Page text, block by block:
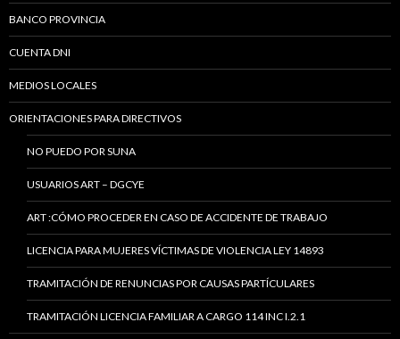
BANCO PROVINCIA
CUENTA DNI
MEDIOS LOCALES
ORIENTACIONES PARA DIRECTIVOS
NO PUEDO POR SUNA
USUARIOS ART – DGCYE
ART :CÓMO PROCEDER EN CASO DE ACCIDENTE DE TRABAJO
LICENCIA PARA MUJERES VÍCTIMAS DE VIOLENCIA LEY 14893
TRAMITACIÓN DE RENUNCIAS POR CAUSAS PARTÍCULARES
TRAMITACIÓN LICENCIA FAMILIAR A CARGO 114 INC I.2.1